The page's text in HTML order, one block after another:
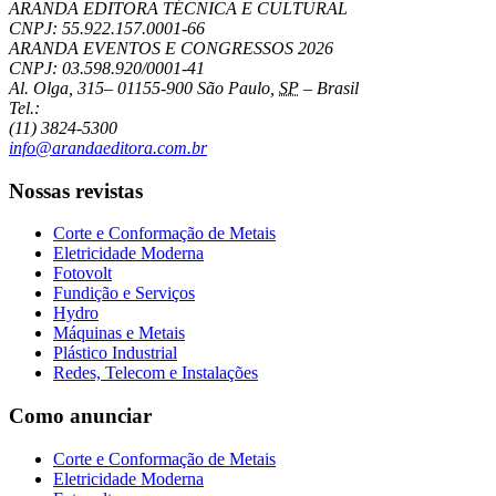
ARANDA EDITORA TÉCNICA E CULTURAL
CNPJ: 55.922.157.0001-66
ARANDA EVENTOS E CONGRESSOS 2026
CNPJ: 03.598.920/0001-41
Al. Olga, 315– 01155-900 São Paulo SP – Brasil
Tel.:
(11) 3824-5300
info@arandaeditora.com.br
Nossas revistas
Corte e Conformação de Metais
Eletricidade Moderna
Fotovolt
Fundição e Serviços
Hydro
Máquinas e Metais
Plástico Industrial
Redes, Telecom e Instalações
Como anunciar
Corte e Conformação de Metais
Eletricidade Moderna